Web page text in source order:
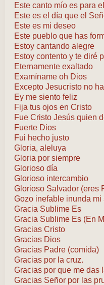
Este canto mío es para
Este es el día que el
Este es mi deseo
Este pueblo que has
Estoy cantando alegre
Estoy contento y te diré
Eternamente exaltado
Examíname oh Dios
Excepto Jesucristo no
Ey me siento feliz
Fija tus ojos en Cristo
Fue Cristo Jesús quien
Fuerte Dios
Fui hecho justo
Gloria, aleluya
Gloria por siempre
Glorioso día
Glorioso intercambio
Glorioso Salvador (eres
Gozo inefable inunda mi
Gracia Sublime Es
Gracia Sublime Es (En
Gracias Cristo
Gracias Dios
Gracias Padre (comida)
Gracias por la cruz.
Gracias por que me das
Gracias Señor por las